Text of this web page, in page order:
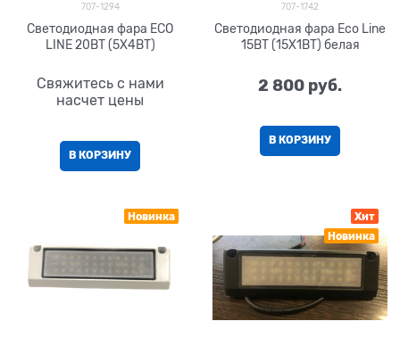
707-1294
Светодиодная фара ECO
LINE 20ВТ (5X4ВТ)
Свяжитесь с нами
насчет цены
В КОРЗИНУ
707-1742
Светодиодная фара Eco Line
15ВТ (15Х1ВТ) белая
2 800 руб.
В КОРЗИНУ
Новинка
Хит
Новинка